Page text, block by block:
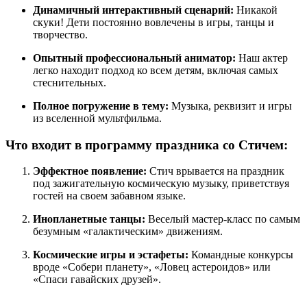
Динамичный интерактивный сценарий: Никакой
скуки! Дети постоянно вовлечены в игры, танцы и
творчество.
Опытный профессиональный аниматор: Наш актер
легко находит подход ко всем детям, включая самых
стеснительных.
Полное погружение в тему: Музыка, реквизит и игры
из вселенной мультфильма.
Что входит в программу праздника со Стичем:
Эффектное появление: Стич врывается на праздник
под зажигательную космическую музыку, приветствуя
гостей на своем забавном языке.
Инопланетные танцы: Веселый мастер-класс по самым
безумным «галактическим» движениям.
Космические игры и эстафеты: Командные конкурсы
вроде «Собери планету», «Ловец астероидов» или
«Спаси гавайских друзей».